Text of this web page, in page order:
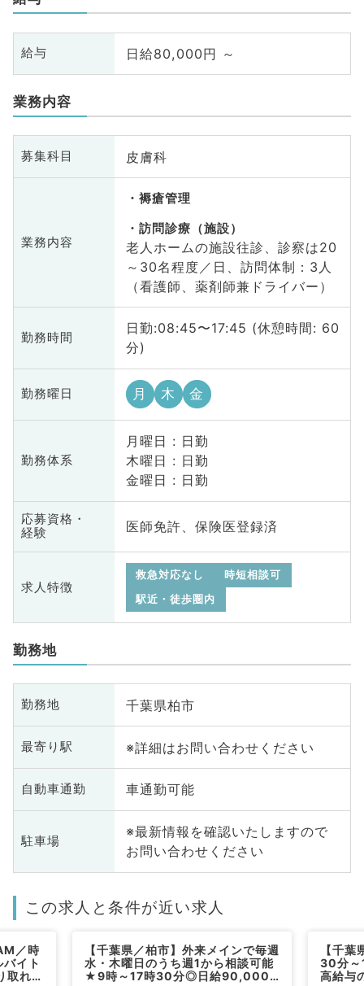
給与 日給80,000円 ～
業務内容
募集科目 皮膚科
業務内容
褥瘡管理
訪問診療（施設）
老人ホームの施設往診、診察は20
～30名程度／日、訪問体制：3人
（看護師、薬剤師兼ドライバー）
勤務時間
日勤:08:45〜17:45 (休憩時間: 60
分)
勤務曜日 月 木 金
勤務体系
月曜日 : 日勤
木曜日 : 日勤
金曜日 : 日勤
応募資格・
経験
医師免許、保険医登録済
求人特徴
救急対応なし
時短相談可
駅近・徒歩圏内
勤務地
勤務地 千葉県柏市
最寄り駅 ※詳細はお問い合わせください
自動車通勤 車通勤可能
駐車場
※最新情報を確認いたしますので
お問い合わせください
この求人と条件が近い求人
／時
イト
取れる
【千葉県／柏市】外来メインで毎週
水・木曜日のうち週1から相談可能
★9時～17時30分◎日給90,000
【千
30分～
高給与